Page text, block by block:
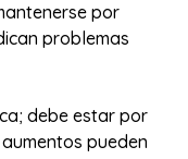
por
problemas
debe estar por
pueden